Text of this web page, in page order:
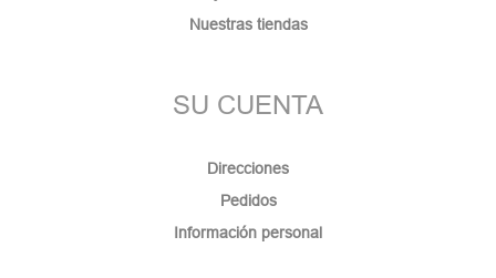
Nuestras tiendas
SU CUENTA
Direcciones
Pedidos
Información personal